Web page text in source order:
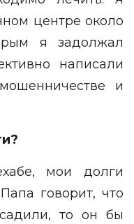
центре около
я задолжал
написали
и
мои долги
говорит, что
то он бы